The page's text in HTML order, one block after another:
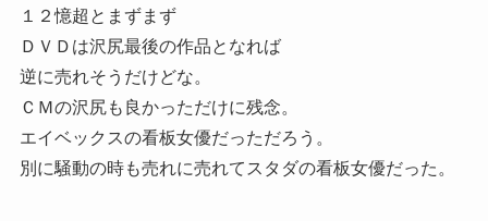
１２憶超とまずまず
ＤＶＤは沢尻最後の作品となれば
逆に売れそうだけどな。
ＣＭの沢尻も良かっただけに残念。
エイベックスの看板女優だっただろう。
別に騒動の時も売れに売れてスタダの看板女優だった。